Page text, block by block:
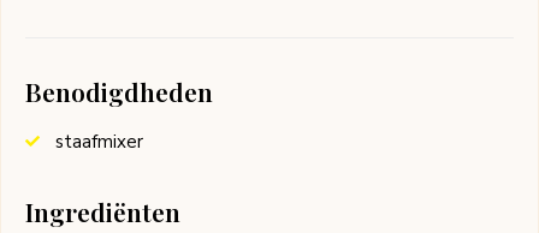
Benodigdheden
staafmixer
Ingrediënten